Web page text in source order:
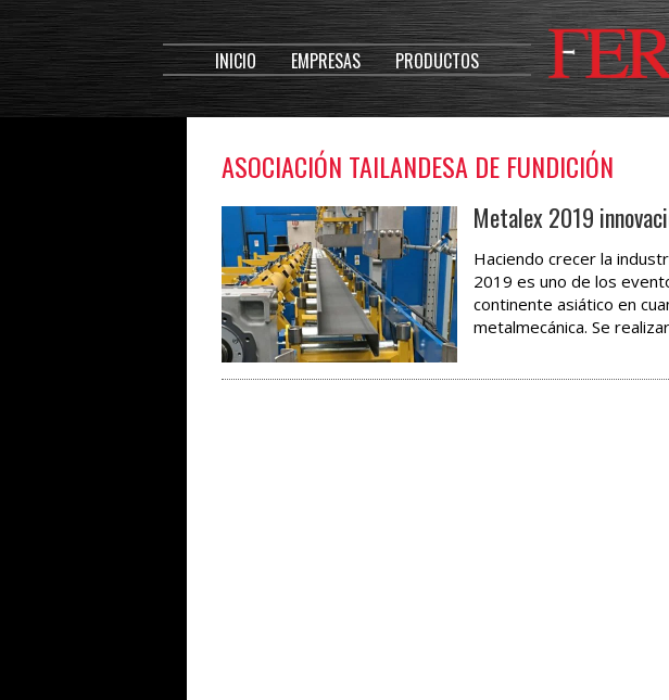
INICIO EMPRESAS PRODUCTOS
ASOCIACIÓN TAILANDESA DE FUNDICIÓN
Metalex 2019
Haciendo crecer la
2019 es uno de los
continente asiático en
metalmecánica. Se